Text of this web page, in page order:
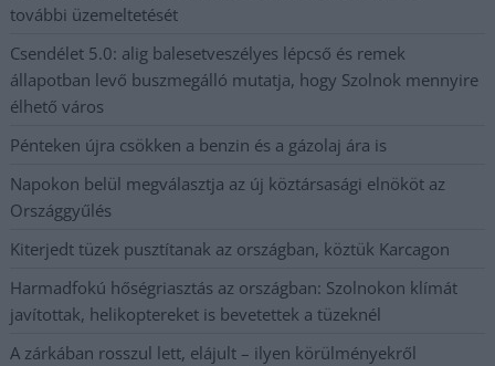
további üzemeltetését
Csendélet 5.0: alig balesetveszélyes lépcső és remek
állapotban levő buszmegálló mutatja, hogy Szolnok mennyire
élhető város
Pénteken újra csökken a benzin és a gázolaj ára is
Napokon belül megválasztja az új köztársasági elnököt az
Országgyűlés
Kiterjedt tüzek pusztítanak az országban, köztük Karcagon
Harmadfokú hőségriasztás az országban: Szolnokon klímát
javítottak, helikoptereket is bevetettek a tüzeknél
A zárkában rosszul lett, elájult – ilyen körülményekről